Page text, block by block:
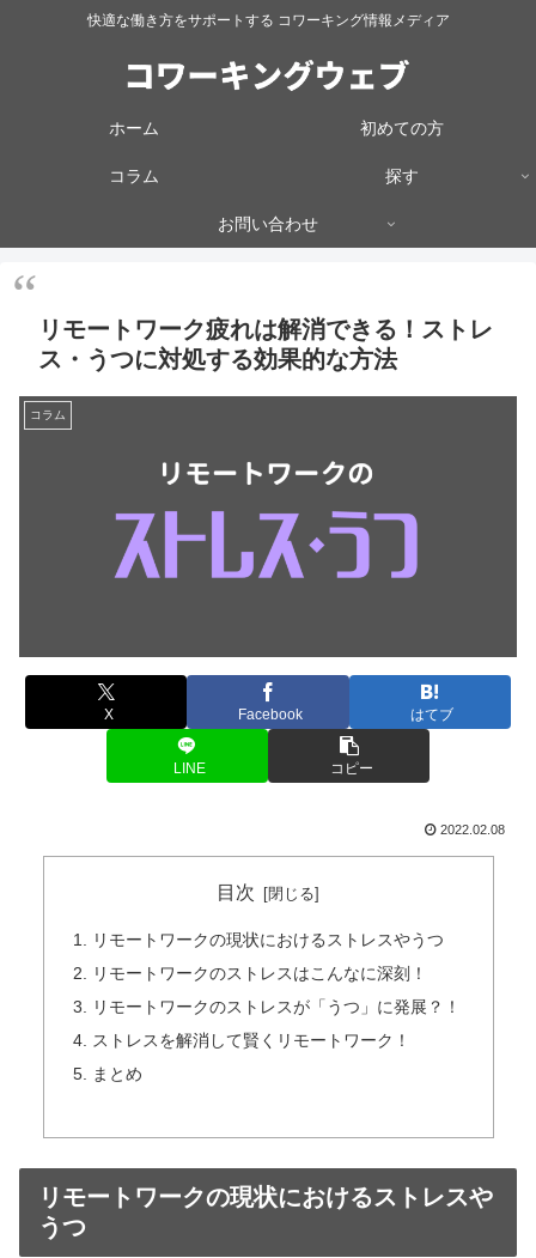
快適な働き方をサポートする コワーキング情報メディア
ホーム 初めての方
コラム 探す
お問い合わせ
リモートワーク疲れは解消できる！ストレ
ス・うつに対処する効果的な方法
コラム
X Facebook はてブ
LINE コピー
2022.02.08
目次
リモートワークの現状におけるストレスやうつ
リモートワークのストレスはこんなに深刻！
リモートワークのストレスが「うつ」に発展？！
ストレスを解消して賢くリモートワーク！
まとめ
リモートワークの現状におけるストレスや
うつ